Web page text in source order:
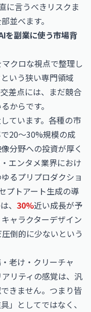
に言うべきリスクま
並べます。
を副業に使う市場背
クロな視点で整理し
いう狭い専門領域
差点には、まだ競合
からです。
ています。各種の市
20〜30%規模の成
分野への投資が厚く
エンタメ業界におけ
るプリプロダクショ
プトアート生成の導
、 30%近い成長が予
ャラクターデザイン
倒的に少ないという
老け・クリーチャ
リティの感覚は、汎
きません。つまり皆
」としてではなく、